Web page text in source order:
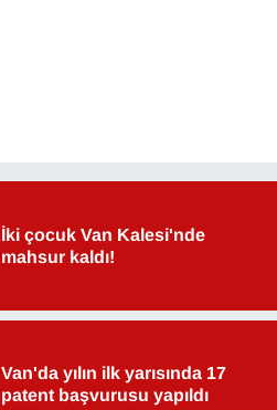
İki çocuk Van Kalesi'nde
mahsur kaldı!
Van'da yılın ilk yarısında 17
patent başvurusu yapıldı